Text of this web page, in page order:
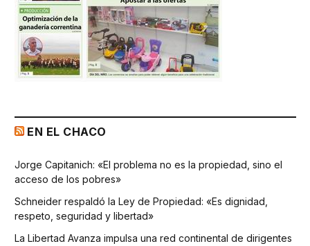
EN EL CHACO
Jorge Capitanich: «El problema no es la propiedad, sino el
acceso de los pobres»
Schneider respaldó la Ley de Propiedad: «Es dignidad,
respeto, seguridad y libertad»
La Libertad Avanza impulsa una red continental de dirigentes